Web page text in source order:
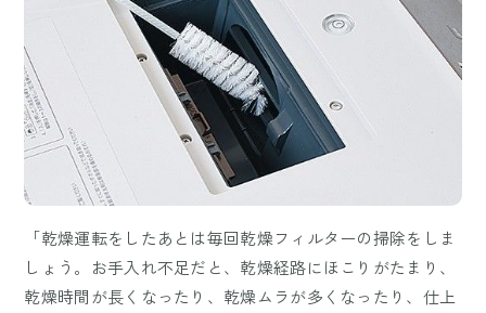
「乾燥運転をしたあとは毎回乾燥フィルターの掃除をしま
しょう。お手入れ不足だと、乾燥経路にほこりがたまり、
乾燥時間が長くなったり、乾燥ムラが多くなったり、仕上